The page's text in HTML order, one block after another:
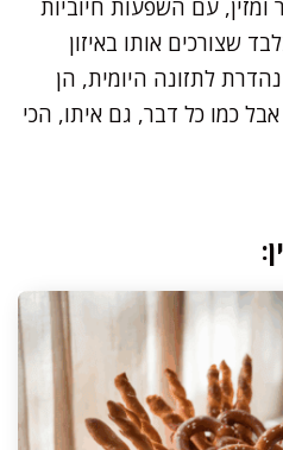
ומזין, עם השפעות חיוביות
שצורכים אותו באיזון
לתזונה היומית, הן
כמו כל דבר, גם איתו, הכי